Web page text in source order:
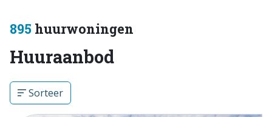
895 huurwoningen
Huuraanbod
Sorteer